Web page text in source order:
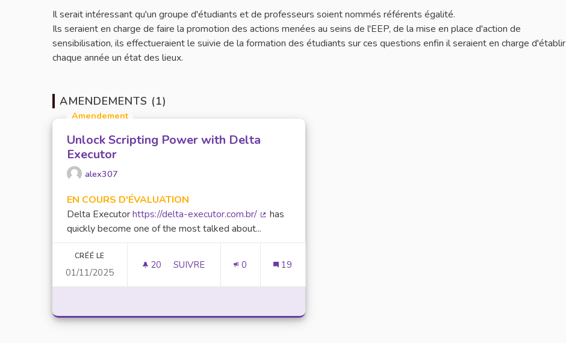
Il serait intéressant qu'un groupe d'étudiants et de professeurs soient nommés référents égalité.
Ils seraient en charge de faire la promotion des actions menées au seins de l'EEP, de la mise en place d'action de
sensibilisation, ils effectueraient le suivie de la formation des étudiants sur ces questions enfin il seraient en charge d'établir
chaque année un état des lieux.
AMENDEMENTS (1)
Amendement
Unlock Scripting Power with Delta
Executor
alex307
EN COURS D'ÉVALUATION
Delta Executorhttps://delta-executor.com.br/
has
quickly become one of the most talked about...
CRÉÉ LE
01/11/2025
20 20 ABONNÉS
SUIVRE 0 19